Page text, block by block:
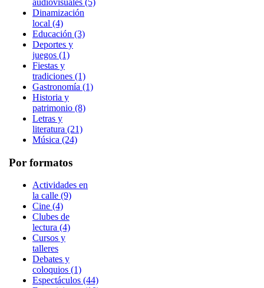
audiovisuales (5)
Dinamización
local (4)
Educación (3)
Deportes y
juegos (1)
Fiestas y
tradiciones (1)
Gastronomía (1)
Historia y
patrimonio (8)
Letras y
literatura (21)
Música (24)
Por formatos
Actividades en
la calle (9)
Cine (4)
Clubes de
lectura (4)
Cursos y
talleres
Debates y
coloquios (1)
Espectáculos (44)